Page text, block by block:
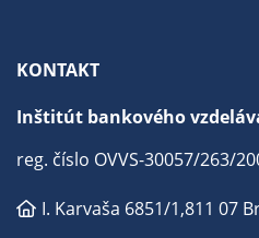
KONTAKT
Inštitút bankového
reg. číslo OVVS-30057/263/
I. Karvaša 6851/1,811 07